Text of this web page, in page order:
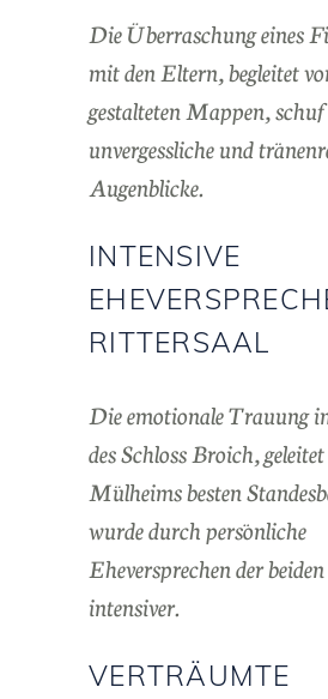
Die Überraschung eines
mit den Eltern, begleitet
gestalteten Mappen, schuf
unvergessliche und
Augenblicke.
INTENSIVE
RITTERSAAL
Die emotionale Trauung
des Schloss Broich,
Mülheims besten
wurde durch persönliche
Eheversprechen der
intensiver.
VERTRÄUMTE